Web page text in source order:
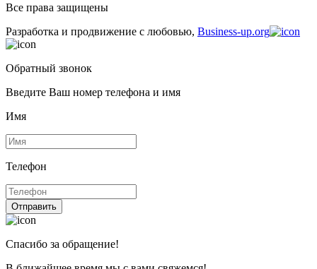
Все права защищены
Разработка и продвижение с любовью, Business-up.org
Обратный звонок
Введите Ваш номер телефона и имя
Имя
Телефон
Отправить
Спасибо за обращение!